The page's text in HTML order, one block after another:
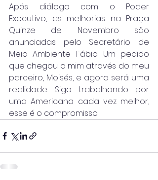
Após diálogo com o Poder
Executivo, as melhorias na Praça
Quinze de Novembro são
anunciadas pelo Secretário de
Meio Ambiente Fábio. Um pedido
que chegou a mim através do meu
parceiro, Moisés, e agora será uma
realidade. Sigo trabalhando por
uma Americana cada vez melhor,
esse é o compromisso.